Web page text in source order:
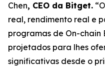
Chen, CEO da Bitget.
real, rendimento real e
programas de On-chain
projetados para lhes
significativas desde o